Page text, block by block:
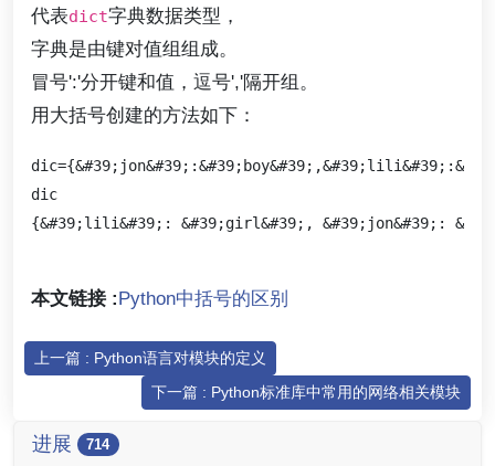
代表dict字典数据类型，
字典是由键对值组组成。
冒号':'分开键和值，逗号','隔开组。
用大括号创建的方法如下：
dic
本文链接 :Python中括号的区别
上一篇 : Python语言对模块的定义
下一篇 : Python标准库中常用的网络相关模块
进展 714